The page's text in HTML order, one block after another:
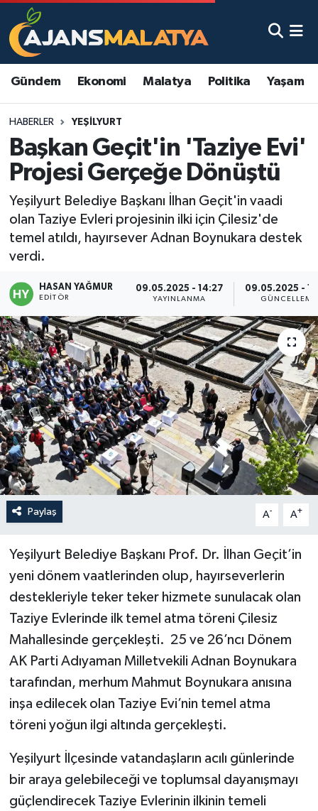
Gündem Ekonomi Malatya Politika Yaşam
HABERLER YEŞILYURT
Başkan Geçit'in 'Taziye Evi'
Projesi Gerçeğe Dönüştü
Yeşilyurt Belediye Başkanı İlhan Geçit'in vaadi
olan Taziye Evleri projesinin ilki için Çilesiz'de
temel atıldı, hayırsever Adnan Boynukara destek
verdi.
HASAN YAĞMUR
EDITÖR
09.05.2025 - 14:27
YAYINLANMA
09.05.2025 -
GÜNCELLEME
Paylaş A- A+
Yeşilyurt Belediye Başkanı Prof. Dr. İlhan Geçit’in
yeni dönem vaatlerinden olup, hayırseverlerin
destekleriyle teker teker hizmete sunulacak olan
Taziye Evlerinde ilk temel atma töreni Çilesiz
Mahallesinde gerçekleşti. 25 ve 26’ncı Dönem
AK Parti Adıyaman Milletvekili Adnan Boynukara
tarafından, merhum Mahmut Boynukara anısına
inşa edilecek olan Taziye Evi’nin temel atma
töreni yoğun ilgi altında gerçekleşti.
Yeşilyurt İlçesinde vatandaşların acılı günlerinde
bir araya gelebileceği ve toplumsal dayanışmayı
güçlendirecek Taziye Evlerinin ilkinin temeli
Asayiş
Eğitim
Ekonomi
Gündem
Kadın
Politika
Sağlık
Spor
Teknoloji
Yaşam
Malatya Nöbetçi Eczaneler
Malatya Namaz Vakitleri
Malatya Trafik Yoğunluk Haritası
TFF 3.Lig 2.Grup Puan Durumu ve Fikstür
Tüm Manşetler